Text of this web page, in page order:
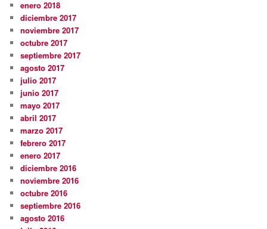
enero 2018
diciembre 2017
noviembre 2017
octubre 2017
septiembre 2017
agosto 2017
julio 2017
junio 2017
mayo 2017
abril 2017
marzo 2017
febrero 2017
enero 2017
diciembre 2016
noviembre 2016
octubre 2016
septiembre 2016
agosto 2016